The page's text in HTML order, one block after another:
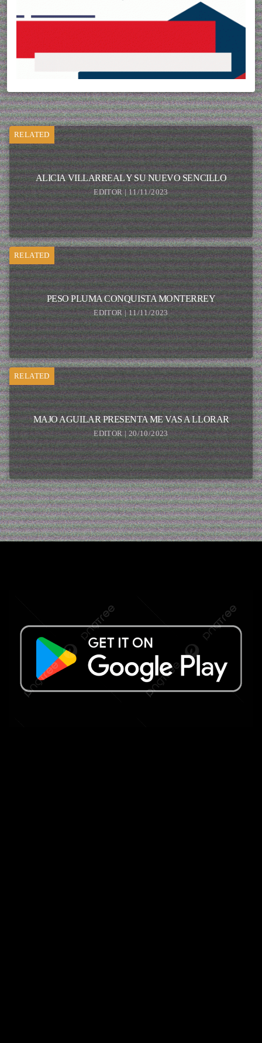
RELATED
ALICIA VILLARREAL Y SU NUEVO SENCILLO
EDITOR | 11/11/2023
RELATED
PESO PLUMA CONQUISTA MONTERREY
EDITOR | 11/11/2023
RELATED
MAJO AGUILAR PRESENTA ME VAS A LLORAR
EDITOR | 20/10/2023